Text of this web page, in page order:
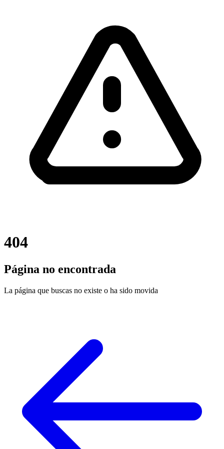
404
Página no encontrada
La página que buscas no existe o ha sido movida